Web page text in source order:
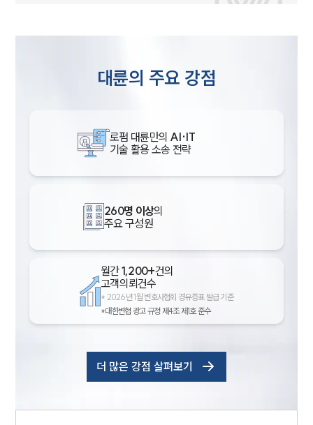
대륜의 주요 강점
로펌 대륜만의 AI·IT
기술 활용 소송 전략
260명 이상의
주요 구성원
월간1,200+건의
고객의뢰건수
* 2026년 1월 변호사협회 경유증표 발급 기준
*대한변협 광고 규정 제4조 제1호 준수
더 많은 강점 살펴보기